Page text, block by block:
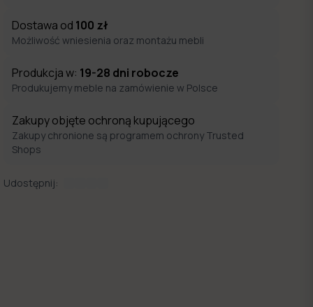
Dostawa od 100 zł
Możliwość wniesienia oraz montażu mebli
Produkcja w: 19-28 dni robocze
Produkujemy meble na zamówienie w Polsce
Zakupy objęte ochroną kupującego
Zakupy chronione są programem ochrony Trusted
Shops
Udostępnij: